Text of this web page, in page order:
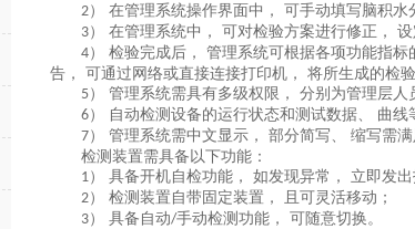
2） 在管理系统操作界面中， 可手动填写脑积
3） 在管理系统中， 可对检验方案进行修正，
4） 检验完成后， 管理系统可根据各项功能指
告， 可通过网络或直接连接打印机， 将所生成的检
5） 管理系统需具有多级权限， 分别为管理层人
6） 自动检测设备的运行状态和测试数据、 曲
7） 管理系统需中文显示， 部分简写、 缩写需满
检测装置需具备以下功能：
1） 具备开机自检功能， 如发现异常， 立即发
2） 检测装置自带固定装置， 且可灵活移动；
3） 具备自动/手动检测功能， 可随意切换。